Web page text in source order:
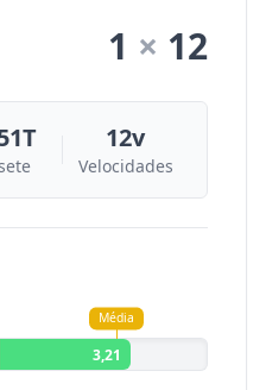
1 × 12
Velocidades
12v
Média
3,21